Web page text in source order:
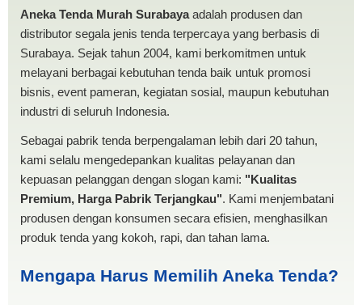
Aneka Tenda Murah Surabayaadalah produsen dan
distributor segala jenis tenda terpercaya yang berbasis di
Surabaya. Sejak tahun 2004, kami berkomitmen untuk
melayani berbagai kebutuhan tenda baik untuk promosi
bisnis, event pameran, kegiatan sosial, maupun kebutuhan
industri di seluruh Indonesia.
Sebagai pabrik tenda berpengalaman lebih dari 20 tahun,
kami selalu mengedepankan kualitas pelayanan dan
kepuasan pelanggan dengan slogan kami: "Kualitas
Premium, Harga Pabrik Terjangkau". Kami menjembatani
produsen dengan konsumen secara efisien, menghasilkan
produk tenda yang kokoh, rapi, dan tahan lama.
Mengapa Harus Memilih Aneka Tenda?